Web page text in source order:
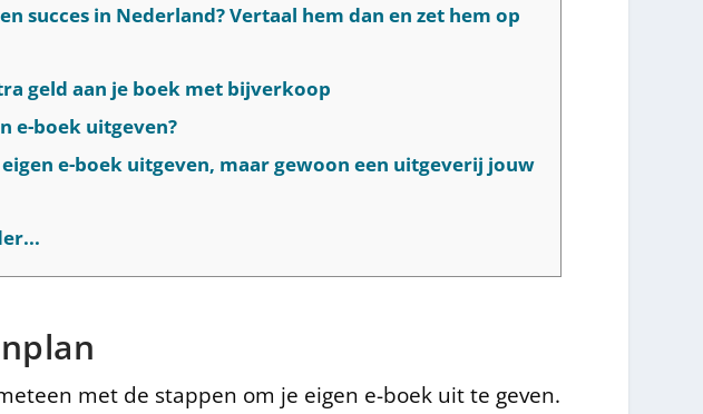
succes in Nederland? Vertaal hem dan en zet hem op
geld aan je boek met bijverkoop
e-boek uitgeven?
e-boek uitgeven, maar gewoon een uitgeverij jouw
met de stappen om je eigen e-boek uit te geven.